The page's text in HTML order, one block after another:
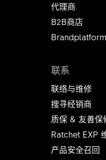
联系
联络与维修
搜寻经销商
质保 & 友善保
Ratchet EXP
产品安全召回
代理商
B2B商店
Brandplatform